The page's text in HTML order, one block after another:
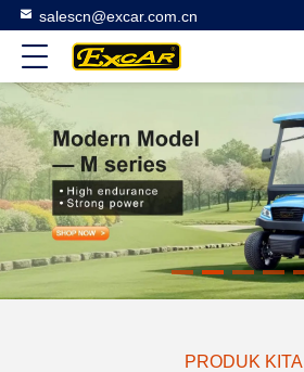
salescn@excar.com.cn
PRODUK KITA